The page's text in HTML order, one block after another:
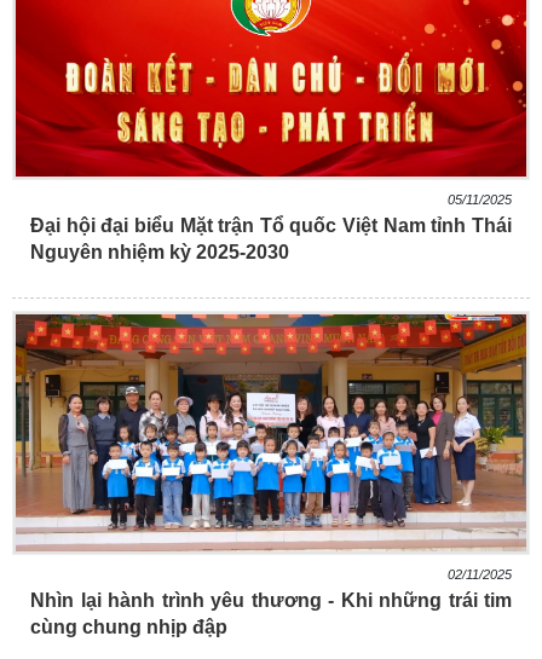
05/11/2025
Đại hội đại biểu Mặt trận Tổ quốc Việt Nam tỉnh Thái
Nguyên nhiệm kỳ 2025-2030
02/11/2025
Nhìn lại hành trình yêu thương - Khi những trái tim
cùng chung nhịp đập